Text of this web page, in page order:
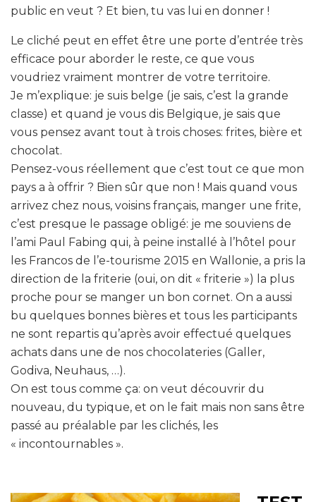
public en veut ? Et bien, tu vas lui en donner !
Le cliché peut en effet être une porte d’entrée très
efficace pour aborder le reste, ce que vous
voudriez vraiment montrer de votre territoire.
Je m’explique: je suis belge (je sais, c’est la grande
classe) et quand je vous dis Belgique, je sais que
vous pensez avant tout à trois choses: frites, bière et
chocolat.
Pensez-vous réellement que c’est tout ce que mon
pays a à offrir ? Bien sûr que non ! Mais quand vous
arrivez chez nous, voisins français, manger une frite,
c’est presque le passage obligé: je me souviens de
l’ami Paul Fabing qui, à peine installé à l’hôtel pour
les Francos de l’e-tourisme 2015 en Wallonie, a pris la
direction de la friterie (oui, on dit « friterie ») la plus
proche pour se manger un bon cornet. On a aussi
bu quelques bonnes bières et tous les participants
ne sont repartis qu’après avoir effectué quelques
achats dans une de nos chocolateries (Galler,
Godiva, Neuhaus, …).
On est tous comme ça: on veut découvrir du
nouveau, du typique, et on le fait mais non sans être
passé au préalable par les clichés, les
« incontournables ».